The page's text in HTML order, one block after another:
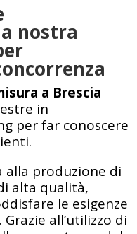
nostra
a Brescia
in
per far conoscere
alla produzione di
alta qualità,
le esigenze
all’utilizzo di